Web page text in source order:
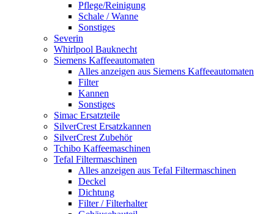
Pflege/Reinigung
Schale / Wanne
Sonstiges
Severin
Whirlpool Bauknecht
Siemens Kaffeeautomaten
Alles anzeigen aus Siemens Kaffeeautomaten
Filter
Kannen
Sonstiges
Simac Ersatzteile
SilverCrest Ersatzkannen
SilverCrest Zubehör
Tchibo Kaffeemaschinen
Tefal Filtermaschinen
Alles anzeigen aus Tefal Filtermaschinen
Deckel
Dichtung
Filter / Filterhalter